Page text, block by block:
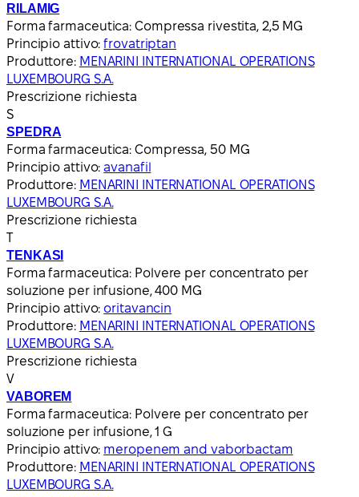
RILAMIG
Forma farmaceutica: Compressa rivestita, 2,5 MG
Principio attivo:frovatriptan
Produttore: MENARINI INTERNATIONAL OPERATIONS
LUXEMBOURG S.A.
Prescrizione richiesta
S
SPEDRA
Forma farmaceutica: Compressa, 50 MG
Principio attivo:avanafil
Produttore: MENARINI INTERNATIONAL OPERATIONS
LUXEMBOURG S.A.
Prescrizione richiesta
T
TENKASI
Forma farmaceutica: Polvere per concentrato per
soluzione per infusione, 400 MG
Principio attivo: oritavancin
Produttore: MENARINI INTERNATIONAL OPERATIONS
LUXEMBOURG S.A.
Prescrizione richiesta
V
VABOREM
Forma farmaceutica: Polvere per concentrato per
soluzione per infusione, 1 G
Principio attivo: meropenem and vaborbactam
Produttore: MENARINI INTERNATIONAL OPERATIONS
LUXEMBOURG S.A.